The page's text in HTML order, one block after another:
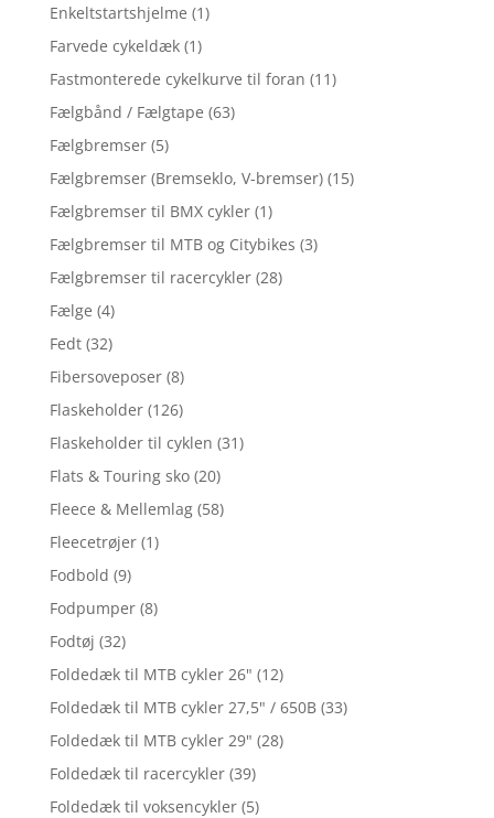
Enkeltstartshjelme (1)
Farvede cykeldæk (1)
Fastmonterede cykelkurve til foran (11)
Fælgbånd / Fælgtape (63)
Fælgbremser (5)
Fælgbremser (Bremseklo, V-bremser) (15)
Fælgbremser til BMX cykler (1)
Fælgbremser til MTB og Citybikes (3)
Fælgbremser til racercykler (28)
Fælge (4)
Fedt (32)
Fibersoveposer (8)
Flaskeholder (126)
Flaskeholder til cyklen (31)
Flats & Touring sko (20)
Fleece & Mellemlag (58)
Fleecetrøjer (1)
Fodbold (9)
Fodpumper (8)
Fodtøj (32)
Foldedæk til MTB cykler 26" (12)
Foldedæk til MTB cykler 27,5" / 650B (33)
Foldedæk til MTB cykler 29" (28)
Foldedæk til racercykler (39)
Foldedæk til voksencykler (5)